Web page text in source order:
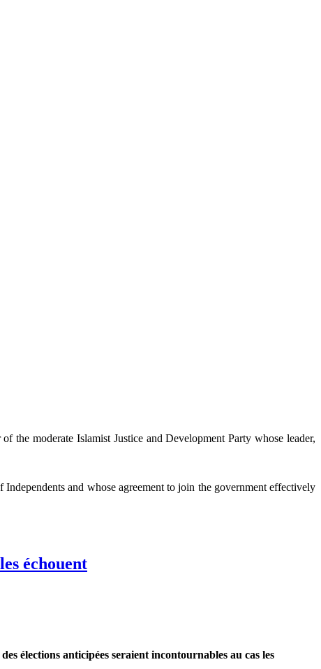
the moderate Islamist Justice and Development Party whose leader,
and whose agreement to join the government effectively
échouent
élections anticipées seraient incontournables au cas les